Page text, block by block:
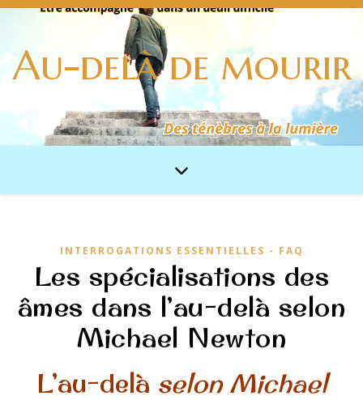
Au-delà de mourir
INTERROGATIONS ESSENTIELLES - FAQ
Les spécialisations des
âmes dans l’au-delà selon
Michael Newton
L’au-delà selon Michael